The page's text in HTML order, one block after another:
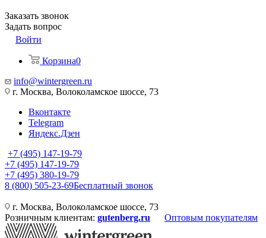
Заказать звонок
Задать вопрос
Войти
Корзина0
info@wintergreen.ru
г. Москва, Волоколамское шоссе, 73
Вконтакте
Telegram
Яндекс.Дзен
+7 (495) 147-19-79
+7 (495) 147-19-79
+7 (495) 380-19-79
8 (800) 505-23-69Бесплатный звонок
г. Москва, Волоколамское шоссе, 73
Розничным клиентам: gutenberg.ru Оптовым покупателям